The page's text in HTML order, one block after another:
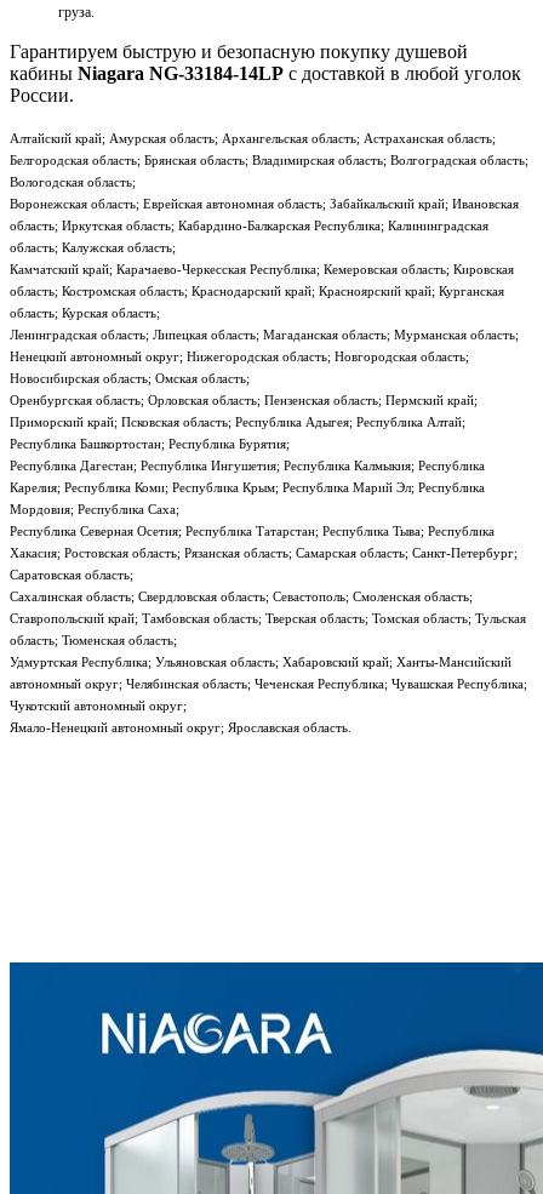
груза.
Гарантируем быструю и безопасную покупку душевой
кабины Niagara NG-33184-14LP с доставкой в любой уголок
России.
Алтайский край; Амурская область; Архангельская область; Астраханская область;
Белгородская область; Брянская область; Владимирская область; Волгоградская область;
Вологодская область;
Воронежская область; Еврейская автономная область; Забайкальский край; Ивановская
область; Иркутская область; Кабардино-Балкарская Республика; Калининградская
область; Калужская область;
Камчатский край; Карачаево-Черкесская Республика; Кемеровская область; Кировская
область; Костромская область; Краснодарский край; Красноярский край; Курганская
область; Курская область;
Ленинградская область; Липецкая область; Магаданская область; Мурманская область;
Ненецкий автономный округ; Нижегородская область; Новгородская область;
Новосибирская область; Омская область;
Оренбургская область; Орловская область; Пензенская область; Пермский край;
Приморский край; Псковская область; Республика Адыгея; Республика Алтай;
Республика Башкортостан; Республика Бурятия;
Республика Дагестан; Республика Ингушетия; Республика Калмыкия; Республика
Карелия; Республика Коми; Республика Крым; Республика Марий Эл; Республика
Мордовия; Республика Саха;
Республика Северная Осетия; Республика Татарстан; Республика Тыва; Республика
Хакасия; Ростовская область; Рязанская область; Самарская область; Санкт-Петербург;
Саратовская область;
Сахалинская область; Свердловская область; Севастополь; Смоленская область;
Ставропольский край; Тамбовская область; Тверская область; Томская область; Тульская
область; Тюменская область;
Удмуртская Республика; Ульяновская область; Хабаровский край; Ханты-Мансийский
автономный округ; Челябинская область; Чеченская Республика; Чувашская Республика;
Чукотский автономный округ;
Ямало-Ненецкий автономный округ; Ярославская область.